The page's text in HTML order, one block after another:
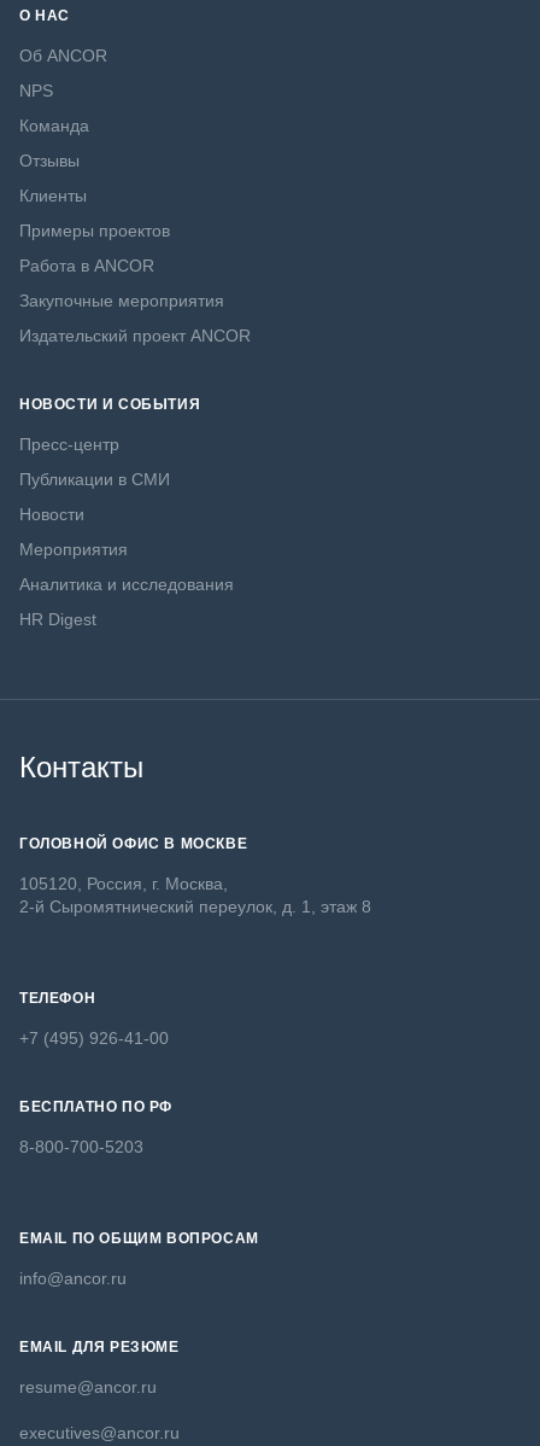
О НАС
Об ANCOR
NPS
Команда
Отзывы
Клиенты
Примеры проектов
Работа в ANCOR
Закупочные мероприятия
Издательский проект ANCOR
НОВОСТИ И СОБЫТИЯ
Пресс-центр
Публикации в СМИ
Новости
Мероприятия
Аналитика и исследования
HR Digest
Контакты
ГОЛОВНОЙ ОФИС В МОСКВЕ
105120, Россия, г. Москва,
2-й Сыромятнический переулок, д. 1, этаж 8
ТЕЛЕФОН
+7 (495) 926-41-00
БЕСПЛАТНО ПО РФ
8-800-700-5203
EMAIL ПО ОБЩИМ ВОПРОСАМ
info@ancor.ru
EMAIL ДЛЯ РЕЗЮМЕ
resume@ancor.ru
executives@ancor.ru